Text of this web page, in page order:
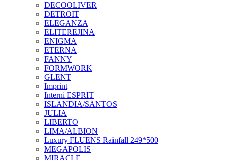
DECOOLIVER
DETROIT
ELEGANZA
ELITEREJINA
ENIGMA
ETERNA
FANNY
FORMWORK
GLENT
Imprint
Interni ESPRIT
ISLANDIA/SANTOS
JULIA
LIBERTO
LIMA/ALBION
Luxury FLUENS Rainfall 249*500
MEGAPOLIS